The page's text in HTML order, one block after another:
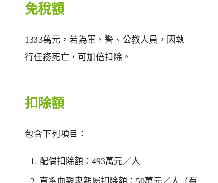
免稅額
1333萬元，若為軍、警、公教人員，因執
行任務死亡，可加倍扣除。
扣除額
包含下列項目：
配偶扣除額：493萬元／人